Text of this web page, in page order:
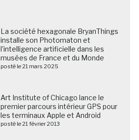
La société hexagonale BryanThings
installe son Photomaton et
l’intelligence artificielle dans les
musées de France et du Monde
posté le 21 mars 2025
Art Institute of Chicago lance le
premier parcours intérieur GPS pour
les terminaux Apple et Android
posté le 21 février 2013